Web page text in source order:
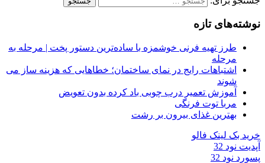
نوشته‌های تازه
طرز تهیه فرنی خوشمزه با ساده‌ترین دستور پخت | مرحله به
مرحله
اشتباهات رایج در نمای ساختمان؛ خطاهایی که هزینه ساز می
شوند
آموزش تعمیر درب چوبی باد کرده بدون تعویض
مربا توت فرنگی
بهترین غذای بیرون بر رشت
خرید بک لینک فالو
آپدیت نود 32
پسورد نود 32